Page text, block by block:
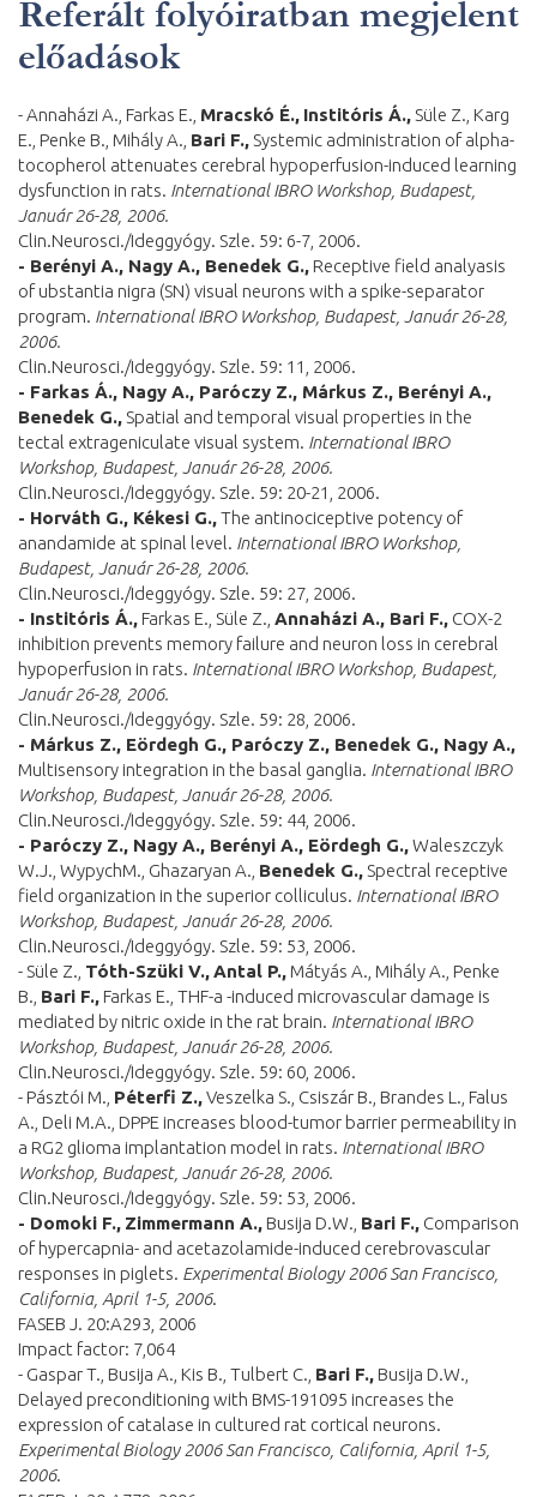
Referált folyóiratban megjelent
előadások
- Annaházi A., Farkas E., Mracskó É., Institóris Á., Süle Z., Karg
E., Penke B., Mihály A., Bari F., Systemic administration of alpha-
tocopherol attenuates cerebral hypoperfusion-induced learning
dysfunction in rats. International IBRO Workshop, Budapest,
Január 26-28, 2006.
Clin.Neurosci./Ideggyógy. Szle. 59: 6-7, 2006.
- Berényi A., Nagy A., Benedek G., Receptive field analyasis
of ubstantia nigra (SN) visual neurons with a spike-separator
program. International IBRO Workshop, Budapest, Január 26-28,
2006.
Clin.Neurosci./Ideggyógy. Szle. 59: 11, 2006.
- Farkas Á., Nagy A., Paróczy Z., Márkus Z., Berényi A.,
Benedek G., Spatial and temporal visual properties in the
tectal extrageniculate visual system. International IBRO
Workshop, Budapest, Január 26-28, 2006.
Clin.Neurosci./Ideggyógy. Szle. 59: 20-21, 2006.
- Horváth G., Kékesi G.,The antinociceptive potency of
anandamide at spinal level. International IBRO Workshop,
Budapest, Január 26-28, 2006.
Clin.Neurosci./Ideggyógy. Szle. 59: 27, 2006.
- Institóris Á., Farkas E., Süle Z., Annaházi A., Bari F., COX-2
inhibition prevents memory failure and neuron loss in cerebral
hypoperfusion in rats. International IBRO Workshop, Budapest,
Január 26-28, 2006.
Clin.Neurosci./Ideggyógy. Szle. 59: 28, 2006.
- Márkus Z., Eördegh G., Paróczy Z., Benedek G., Nagy A.,
Multisensory integration in the basal ganglia. International IBRO
Workshop, Budapest, Január 26-28, 2006.
Clin.Neurosci./Ideggyógy. Szle. 59: 44, 2006.
- Paróczy Z., Nagy A., Berényi A., Eördegh G.,Waleszczyk
W.J., WypychM., Ghazaryan A., Benedek G., Spectral receptive
field organization in the superior colliculus. International IBRO
Workshop, Budapest, Január 26-28, 2006.
Clin.Neurosci./Ideggyógy. Szle. 59: 53, 2006.
- Süle Z., Tóth-Szüki V.,Antal P., Mátyás A., Mihály A., Penke
B., Bari F., Farkas E., THF-a -induced microvascular damage is
mediated by nitric oxide in the rat brain. International IBRO
Workshop, Budapest, Január 26-28, 2006.
Clin.Neurosci./Ideggyógy. Szle. 59: 60, 2006.
- Pásztói M., Péterfi Z.,Veszelka S., Csiszár B., Brandes L., Falus
A., Deli M.A., DPPE increases blood-tumor barrier permeability in
a RG2 glioma implantation model in rats. International IBRO
Workshop, Budapest, Január 26-28, 2006.
Clin.Neurosci./Ideggyógy. Szle. 59: 53, 2006.
- Domoki F., Zimmermann A., Busija D.W., Bari F., Comparison
of hypercapnia- and acetazolamide-induced cerebrovascular
responses in piglets. Experimental Biology 2006 San Francisco,
California, April 1-5, 2006.
FASEB J. 20:A293, 2006
Impact factor: 7,064
- Gaspar T., Busija A., Kis B., Tulbert C., Bari F., Busija D.W.,
Delayed preconditioning with BMS-191095 increases the
expression of catalase in cultured rat cortical neurons.
Experimental Biology 2006 San Francisco, California, April 1-5,
2006.